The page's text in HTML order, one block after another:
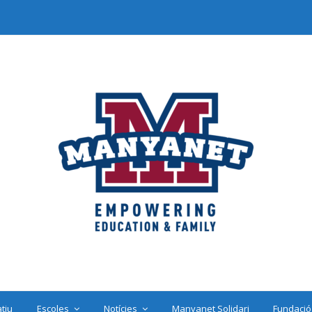
Escoles Notícies Manyanet Solidari Fundació